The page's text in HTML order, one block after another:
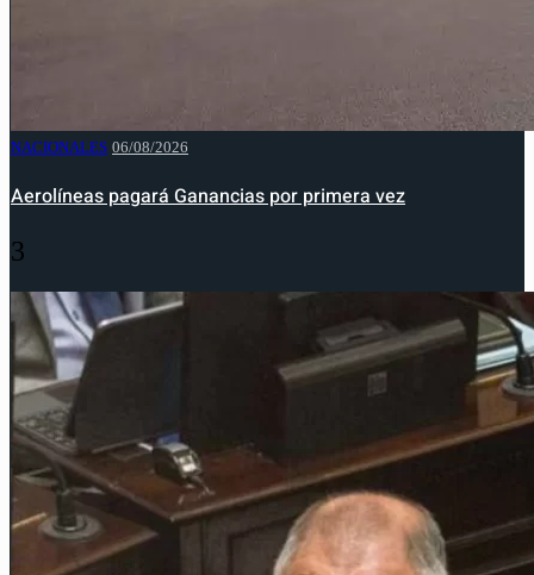
NACIONALES 06/08/2026
Aerolíneas pagará Ganancias por primera vez
3